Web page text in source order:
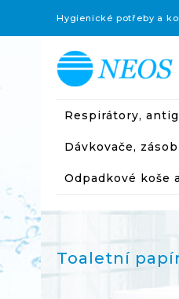
Hygienické potřeby a
Respirátory,
Dávkovače,
Odpadkové koše
Toaletní